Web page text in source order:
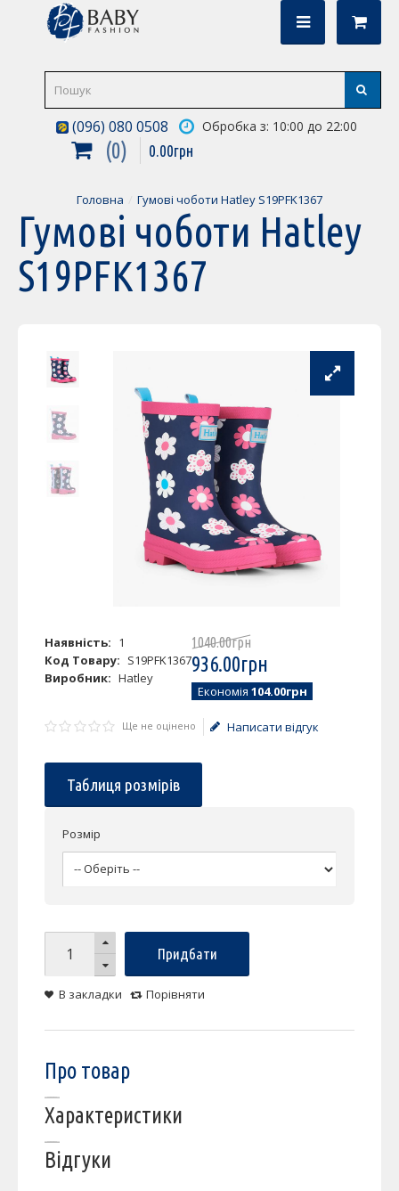
(096) 080 0508 Обробка з: 10:00 до 22:00
0 0.00грн
Головна Гумові чоботи Hatley S19PFK1367
Гумові чоботи Hatley
S19PFK1367
Наявність: 1
Код Товару: S19PFK1367
Виробник: Hatley
1040.00грн
936.00грн
Економія 104.00грн
Ще не оцінено Написати відгук
Таблиця розмірів
Розмір
Придбати
В закладки Порівняти
Про товар
Характеристики
Відгуки